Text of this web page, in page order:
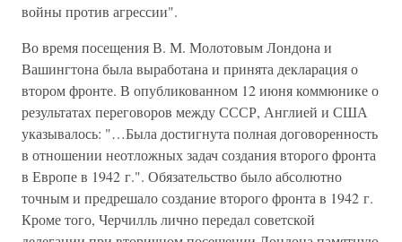
войны против агрессии".
Во время посещения В. М. Молотовым Лондона и
Вашингтона была выработана и принята декларация о
втором фронте. В опубликованном 12 июня коммюнике о
результатах переговоров между СССР, Англией и США
указывалось: "…Была достигнута полная договоренность
в отношении неотложных задач создания второго фронта
в Европе в 1942 г.". Обязательство было абсолютно
точным и предрешало создание второго фронта в 1942 г.
Кроме того, Черчилль лично передал советской